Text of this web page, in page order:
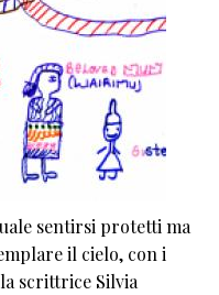
sentirsi protetti ma
il cielo, con i
scrittrice Silvia